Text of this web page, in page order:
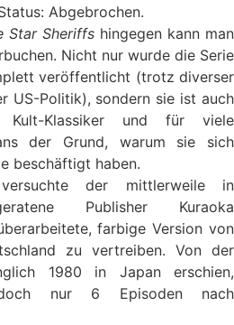
Abgebrochen.
Star Sheriffs hingegen kann man
Nicht nur wurde die Serie
veröffentlicht (trotz diverser
US-Politik), sondern sie ist auch
Klassiker und für viele
der Grund, warum sie sich
beschäftigt haben.
der mittlerweile in
Publisher Kuraoka
farbige Version von
zu vertreiben. Von der
1980 in Japan erschien,
nur 6 Episoden nach